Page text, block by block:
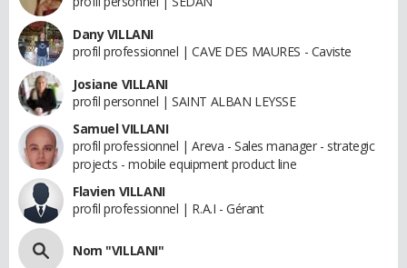
Dany VILLANI
profil professionnel | CAVE DES MAURES - Caviste
Josiane VILLANI
profil personnel | SAINT ALBAN LEYSSE
Samuel VILLANI
profil professionnel | Areva - Sales manager - strategic
projects - mobile equipment product line
Flavien VILLANI
profil professionnel | R.A.I - Gérant
Nom "VILLANI"